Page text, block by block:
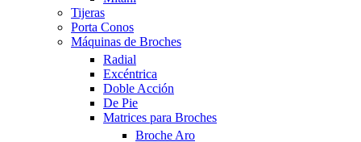
Tijeras
Porta Conos
Máquinas de Broches
Radial
Excéntrica
Doble Acción
De Pie
Matrices para Broches
Broche Aro